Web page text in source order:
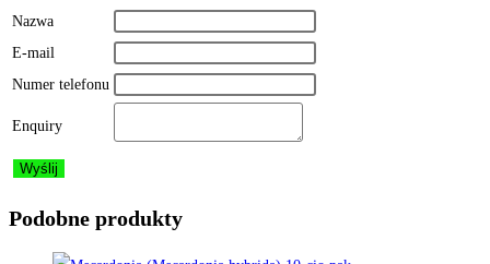
Nazwa
E-mail
Numer telefonu
Enquiry
Podobne produkty